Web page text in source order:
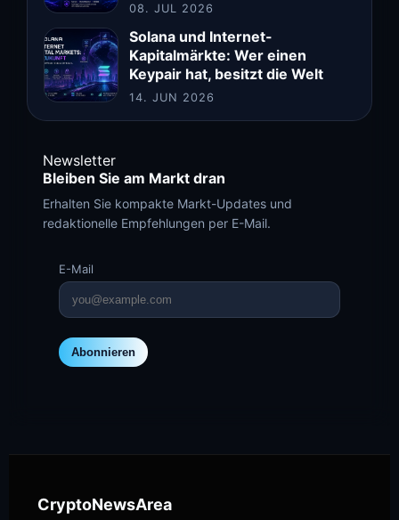
08. JUL 2026
Solana und Internet-
Kapitalmärkte: Wer einen
Keypair hat, besitzt die Welt
14. JUN 2026
Newsletter
Bleiben Sie am Markt dran
Erhalten Sie kompakte Markt-Updates und
redaktionelle Empfehlungen per E-Mail.
E-Mail
Abonnieren
CryptoNewsArea